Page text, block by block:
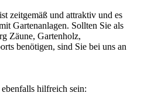
zeitgemäß und attraktiv und es
Gartenanlagen. Sollten Sie als
Zäune, Gartenholz,
benötigen, sind Sie bei uns an
hilfreich sein: